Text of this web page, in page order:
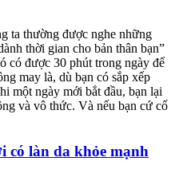
ta thường được nghe những
thời gian cho bản thân bạn”
có được 30 phút trong ngày để
may là, dù bạn có sắp xếp
một ngày mới bắt đầu, bạn lại
và vô thức. Và nếu bạn cứ cố
có làn da khỏe mạnh